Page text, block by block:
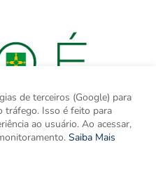
de terceiros (Google) para
tráfego. Isso é feito para
ao usuário. Ao acessar,
Saiba Mais